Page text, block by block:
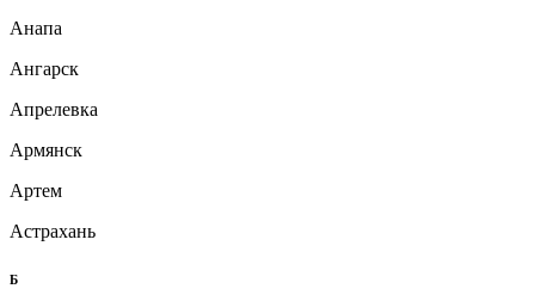
Анапа
Ангарск
Апрелевка
Армянск
Артем
Астрахань
Б